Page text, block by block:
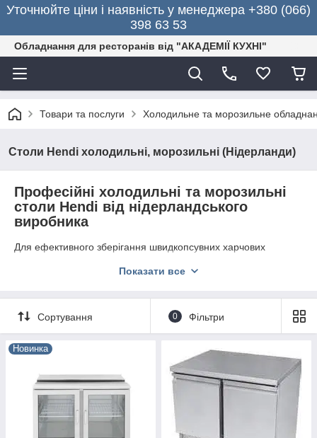
Уточнюйте ціни і наявність у менеджера +380 (066)
398 63 53
Обладнання для ресторанів від "АКАДЕМІЇ КУХНІ"
Товари та послуги Холодильне та морозильне
Столи Hendi холодильні, морозильні (Нідерланди)
Професійні холодильні та морозильні
столи Hendi від нідерландського
виробника
Для ефективного зберігання швидкопсувних харчових
Hendi. Спеціальна техніка користується
клубів, барів, їдалень, піцерій, готелів. Столи широко
застосовуються для приготування різних страв, збільшуючи
Для поліпшеного охолодження додатково розробники
передбачили наявність спеціального вентилятора. Купуйте
сучасні пристрої за доступною вартості в інтернет-магазині
Харкова«Академія кухні
Показати все
Сортування 0 Фільтри
Новинка